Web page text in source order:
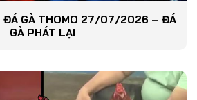
ĐÁ GÀ THOMO 27/07/2026 – ĐÁ
GÀ PHÁT LẠI